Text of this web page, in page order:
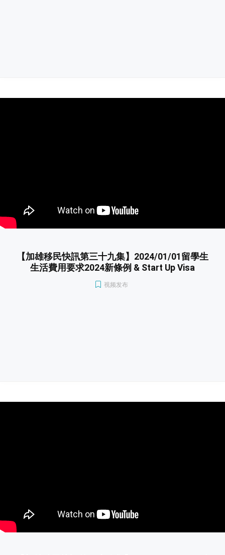
【加雄移民快訊第三十九集】2024/01/01留學生
生活費用要求2024新條例 & Start Up Visa
视频发布